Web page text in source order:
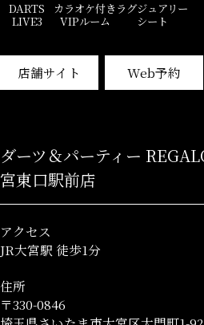
DARTS
LIVE3
カラオケ付き
VIPルーム
ラグジュアリー
シート
店舗サイト Web予約
ダーツ＆パーティー
宮東口駅前店
アクセス
JR大宮駅 徒歩1分
住所
〒330-0846